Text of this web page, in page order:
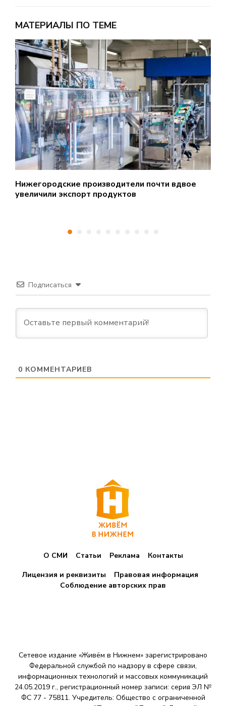
МАТЕРИАЛЫ ПО ТЕМЕ
Нижегородские производители почти вдвое
увеличили экспорт продуктов
Подписаться
0 КОММЕНТАРИЕВ
О СМИ Статьи Реклама
Контакты
Лицензия и реквизиты
Правовая информация
Соблюдение авторских прав
Сетевое издание «Живём в Нижнем» зарегистрировано
Федеральной службой по надзору в сфере связи,
информационных технологий и массовых коммуникаций
24.05.2019 г., регистрационный номер записи: серия ЭЛ №
ФС 77 - 75811. Учредитель: Общество с ограниченной